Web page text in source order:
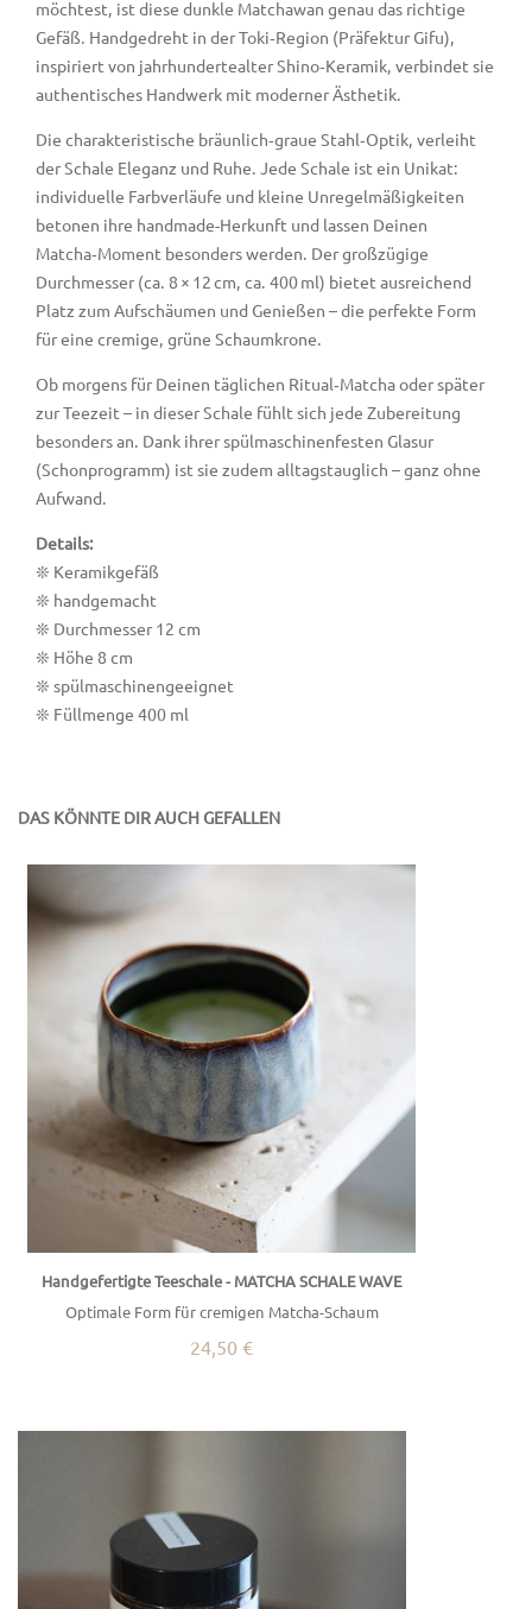
möchtest, ist diese dunkle Matchawan genau das richtige
Gefäß. Handgedreht in der Toki‑Region (Präfektur Gifu),
inspiriert von jahrhundertealter Shino‑Keramik, verbindet sie
authentisches Handwerk mit moderner Ästhetik.
Die charakteristische bräunlich‑graue Stahl‑Optik, verleiht
der Schale Eleganz und Ruhe. Jede Schale ist ein Unikat:
individuelle Farbverläufe und kleine Unregelmäßigkeiten
betonen ihre handmade-Herkunft und lassen Deinen
Matcha‑Moment besonders werden. Der großzügige
Durchmesser (ca. 8 × 12 cm, ca. 400 ml) bietet ausreichend
Platz zum Aufschäumen und Genießen – die perfekte Form
für eine cremige, grüne Schaumkrone.
Ob morgens für Deinen täglichen Ritual‑Matcha oder später
zur Tee­zeit – in dieser Schale fühlt sich jede Zubereitung
besonders an. Dank ihrer spülmaschinenfesten Glasur
(Schonprogramm) ist sie zudem alltagstauglich – ganz ohne
Aufwand.
Details:
❊ Keramikgefäß
❊ handgemacht
❊ Durchmesser 12 cm
❊ Höhe 8 cm
❊ spülmaschinengeeignet
❊ Füllmenge 400 ml
DAS KÖNNTE DIR AUCH GEFALLEN
Handgefertigte Teeschale - MATCHA SCHALE WAVE
Optimale Form für cremigen Matcha-Schaum
24,50 €